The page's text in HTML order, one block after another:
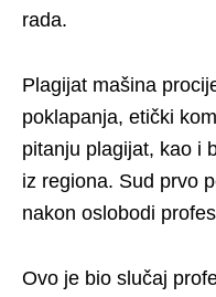
rada.
Plagijat mašina
poklapanja, etički
pitanju plagijat, kao i
iz regiona. Sud prvo
nakon oslobodi
Ovo je bio slučaj